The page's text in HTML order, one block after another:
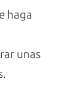
haga
unas